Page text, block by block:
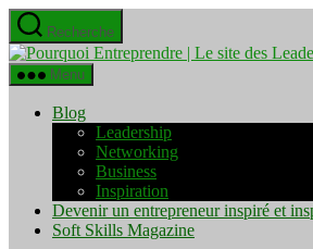
Aller
au
contenu
Recherche
Menu
Blog
Leadership
Networking
Business
Inspiration
Devenir un entrepreneur inspiré et
Soft Skills Magazine